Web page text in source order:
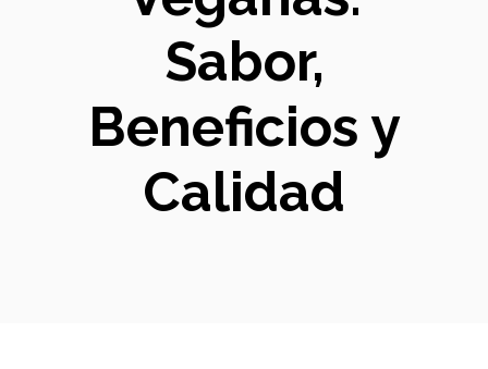
Sabor,
Beneficios y
Calidad